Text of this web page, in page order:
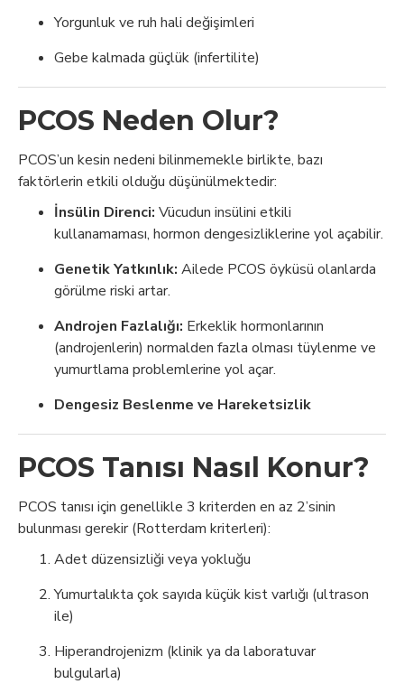
Yorgunluk ve ruh hali değişimleri
Gebe kalmada güçlük (infertilite)
PCOS Neden Olur?
PCOS’un kesin nedeni bilinmemekle birlikte, bazı
faktörlerin etkili olduğu düşünülmektedir:
İnsülin Direnci: Vücudun insülini etkili
kullanamaması, hormon dengesizliklerine yol açabilir.
Genetik Yatkınlık: Ailede PCOS öyküsü olanlarda
görülme riski artar.
Androjen Fazlalığı: Erkeklik hormonlarının
(androjenlerin) normalden fazla olması tüylenme ve
yumurtlama problemlerine yol açar.
Dengesiz Beslenme ve Hareketsizlik
PCOS Tanısı Nasıl Konur?
PCOS tanısı için genellikle 3 kriterden en az 2’sinin
bulunması gerekir (Rotterdam kriterleri):
Adet düzensizliği veya yokluğu
Yumurtalıkta çok sayıda küçük kist varlığı (ultrason
ile)
Hiperandrojenizm (klinik ya da laboratuvar
bulgularla)